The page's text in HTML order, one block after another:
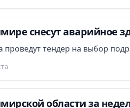
снесут аварийное
проведут тендер на выбор
области за